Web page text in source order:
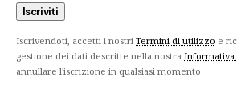
Iscrivendoti, accetti i nostri Termini di utilizzo e
gestione dei dati descritte nella nostra Informativa
annullare l'iscrizione in qualsiasi momento.